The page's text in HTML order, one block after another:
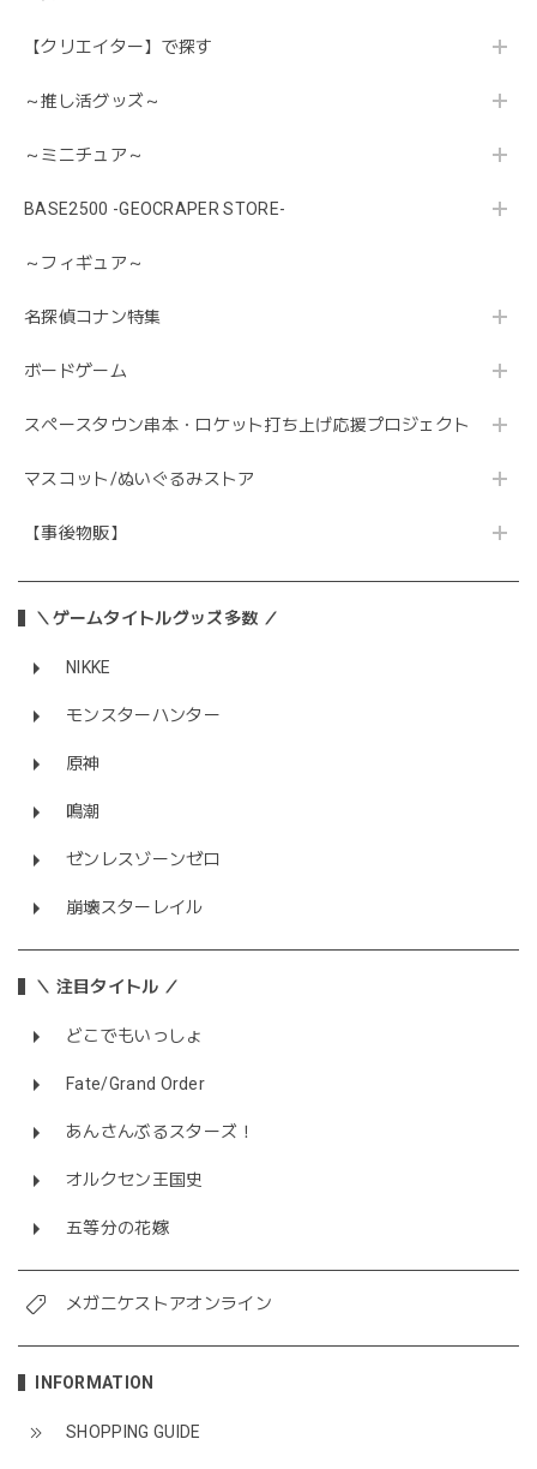
【クリエイター】で探す
～推し活グッズ～
～ミニチュア～
BASE2500 -GEOCRAPER STORE-
～フィギュア～
名探偵コナン特集
ボードゲーム
スペースタウン串本・ロケット打ち上げ応援プロジェクト
マスコット/ぬいぐるみストア
【事後物販】
＼ゲームタイトルグッズ多数 ／
NIKKE
モンスターハンター
原神
鳴潮
ゼンレスゾーンゼロ
崩壊スターレイル
＼ 注目タイトル ／
どこでもいっしょ
Fate/Grand Order
あんさんぶるスターズ！
オルクセン王国史
五等分の花嫁
メガニケストアオンライン
INFORMATION
SHOPPING GUIDE